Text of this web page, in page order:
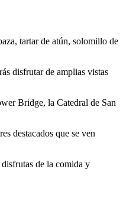
tartar de atún, solomillo de
disfrutar de amplias vistas
Bridge, la Catedral de San
destacados que se ven
de la comida y